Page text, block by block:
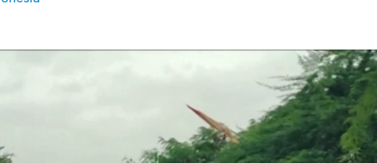
lebat hingga banjir melanda India hingga sebabkan 35 orang
program Profit CNBC Indonesia (Jumat, 30/08/2024) berikut